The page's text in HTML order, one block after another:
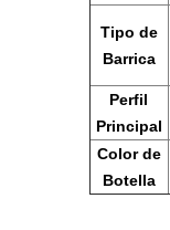
Tipo de
Barrica
Perfil
Principal
Color de
Botella